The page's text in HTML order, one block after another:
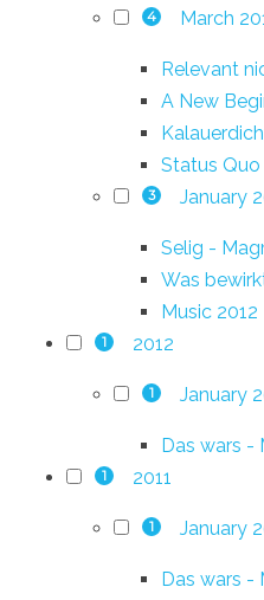
4 March
Relevant
A New
Status Quo
3 January
Selig -
Was
Music 2012
1 2012
1 January
Das wars -
1 2011
1 January
Das wars -